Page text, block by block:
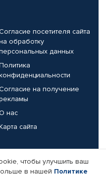
посетителя сайта
обработку
данных
на получение
нас
сайта
чтобы улучшить ваш
в нашей Политике